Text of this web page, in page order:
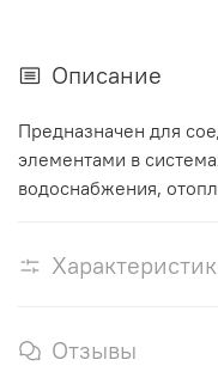
Описание
Предназначен для
элементами в
водоснабжения,
Отзывы